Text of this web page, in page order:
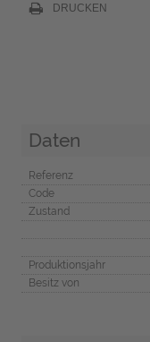
DRUCKEN
Daten
Referenz
Code
Zustand
Produktionsjahr
Besitz von